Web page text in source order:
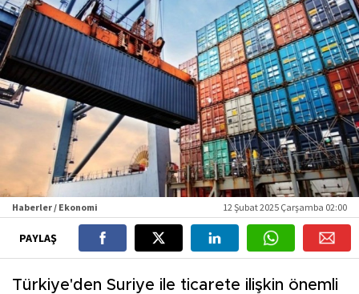
Haberler / Ekonomi 12 Şubat 2025 Çarşamba 02:00
PAYLAŞ
Türkiye'den Suriye ile ticarete ilişkin önemli